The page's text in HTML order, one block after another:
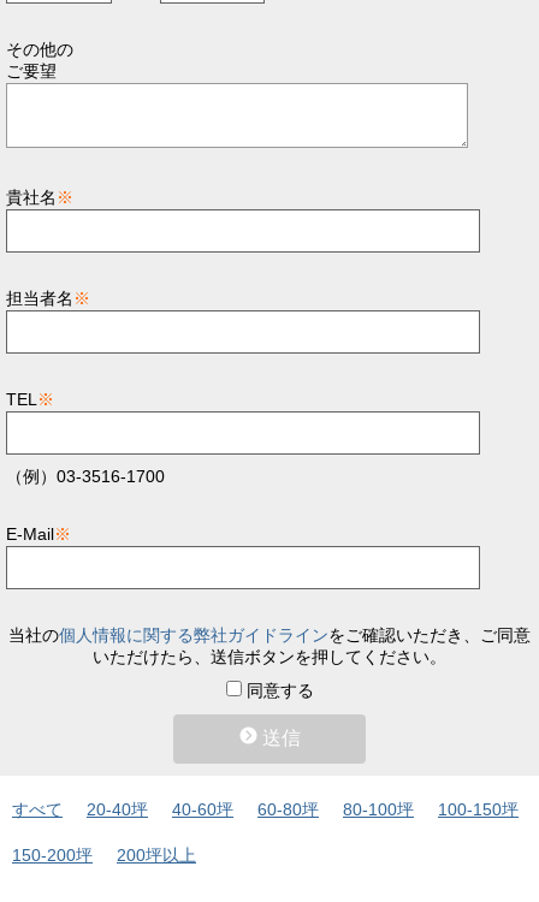
その他の
ご要望
貴社名 ※
担当者名 ※
TEL※
（例）03-3516-1700
E-Mail※
当社の個人情報に関する弊社ガイドラインをご確認いただき、ご同意
いただけたら、送信ボタンを押してください。
同意する
送信
すべて 20-40坪 40-60坪 60-80坪 80-100坪 100-150坪
150-200坪 200坪以上